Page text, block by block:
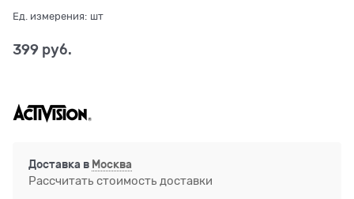
Ед. измерения: шт
399 руб.
Доставка в Москва
Рассчитать стоимость доставки